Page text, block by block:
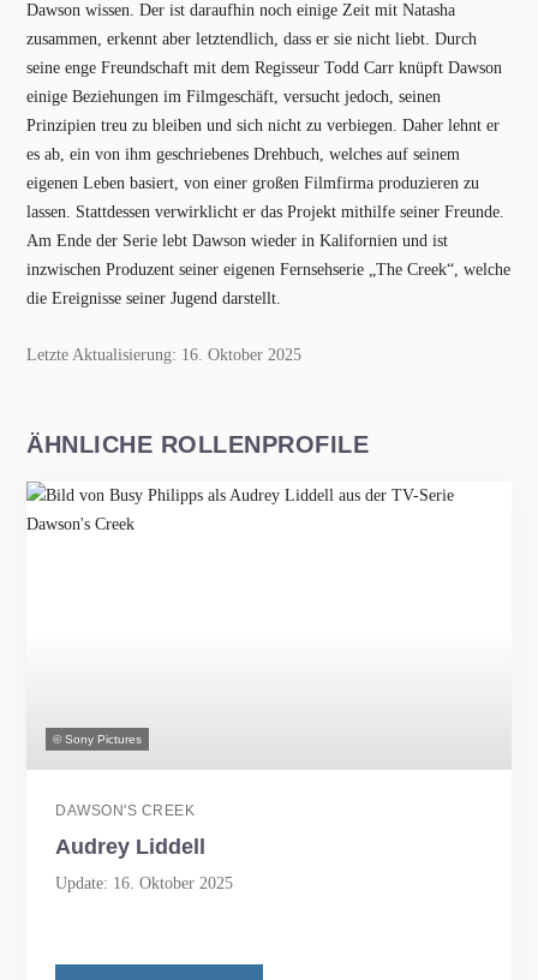
Dawson wissen. Der ist daraufhin noch einige Zeit mit Natasha
zusammen, erkennt aber letztendlich, dass er sie nicht liebt. Durch
seine enge Freundschaft mit dem Regisseur Todd Carr knüpft Dawson
einige Beziehungen im Filmgeschäft, versucht jedoch, seinen
Prinzipien treu zu bleiben und sich nicht zu verbiegen. Daher lehnt er
es ab, ein von ihm geschriebenes Drehbuch, welches auf seinem
eigenen Leben basiert, von einer großen Filmfirma produzieren zu
lassen. Stattdessen verwirklicht er das Projekt mithilfe seiner Freunde.
Am Ende der Serie lebt Dawson wieder in Kalifornien und ist
inzwischen Produzent seiner eigenen Fernsehserie „The Creek“, welche
die Ereignisse seiner Jugend darstellt.
Letzte Aktualisierung: 16. Oktober 2025
ÄHNLICHE ROLLENPROFILE
© Sony Pictures
DAWSON'S CREEK
Audrey Liddell
Update: 16. Oktober 2025